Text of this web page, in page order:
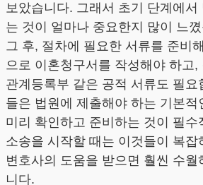
보았습니다. 그래서 초기 단계에
는 것이 얼마나 중요한지 많이 느
그 후, 절차에 필요한 서류를 준비
으로 이혼청구서를 작성해야 하고,
관계등록부 같은 공적 서류도 필요
들은 법원에 제출해야 하는 기본적
미리 확인하고 준비하는 것이 필수
소송을 시작할 때는 이것들이 복잡
변호사의 도움을 받으면 훨씬 수
니다.